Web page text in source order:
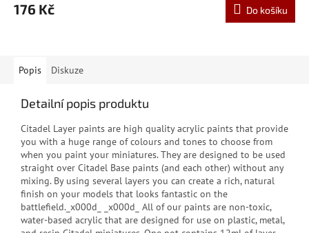
176 Kč Do košíku
Popis Diskuze
Detailní popis produktu
Citadel Layer paints are high quality acrylic paints that provide
you with a huge range of colours and tones to choose from
when you paint your miniatures. They are designed to be used
straight over Citadel Base paints (and each other) without any
mixing. By using several layers you can create a rich, natural
finish on your models that looks fantastic on the
battlefield._x000d_ _x000d_ All of our paints are non-toxic,
water-based acrylic that are designed for use on plastic, metal,